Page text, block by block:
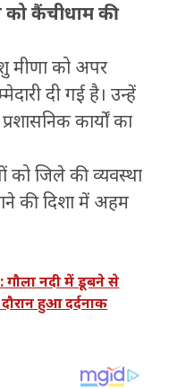
को कैंचीधाम की
मीणा को अपर
दी गई है। उन्हें
कार्यों का
को जिले की व्यवस्था
की दिशा में अहम
नदी में डूबने से
हुआ दर्दनाक